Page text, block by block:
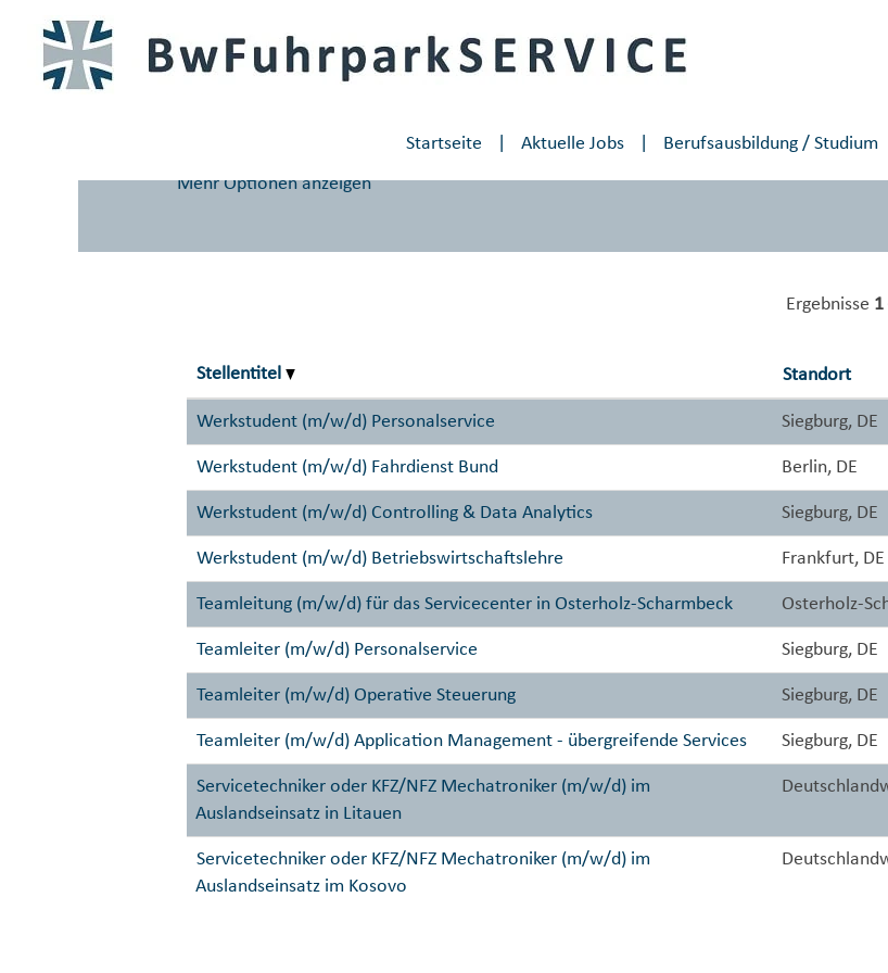
Startseite Aktuelle Jobs Berufsausbildung / Studium
Seite)
Suchergebnisse für
Mehr Optionen anzeigen
Ergebnisse 1
Stellentitel Standort
Werkstudent (m/w/d) Personalservice Siegburg, DE
Werkstudent (m/w/d) Fahrdienst Bund Berlin, DE
Werkstudent (m/w/d) Controlling & Data Analytics Siegburg, DE
Werkstudent (m/w/d) Betriebswirtschaftslehre Frankfurt, DE
Teamleitung (m/w/d) für das Servicecenter in Osterholz-Scharmbeck Osterholz-
Teamleiter (m/w/d) Personalservice Siegburg, DE
Teamleiter (m/w/d) Operative Steuerung Siegburg, DE
Teamleiter (m/w/d) Application Management - übergreifende Services Siegburg, DE
Servicetechniker oder KFZ/NFZ Mechatroniker (m/w/d) im
Auslandseinsatz in Litauen
Servicetechniker oder KFZ/NFZ Mechatroniker (m/w/d) im
Auslandseinsatz im Kosovo